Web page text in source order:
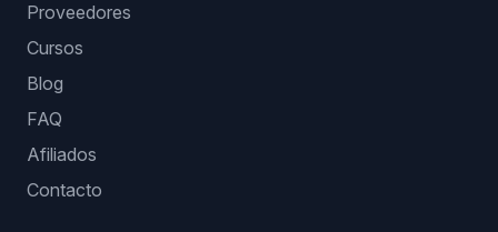
Proveedores
Cursos
Blog
FAQ
Afiliados
Contacto